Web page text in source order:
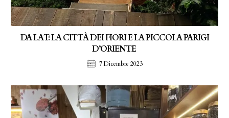
DA LAT: LA CITTÀ DEI FIORI E LA PICCOLA PARIGI
D’ORIENTE
7 Dicembre 2023